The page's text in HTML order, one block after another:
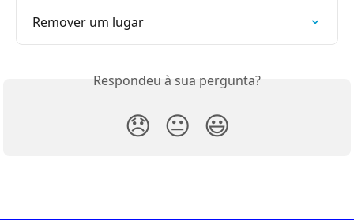
Remover um lugar
Respondeu à sua pergunta?
😞 😐 😃